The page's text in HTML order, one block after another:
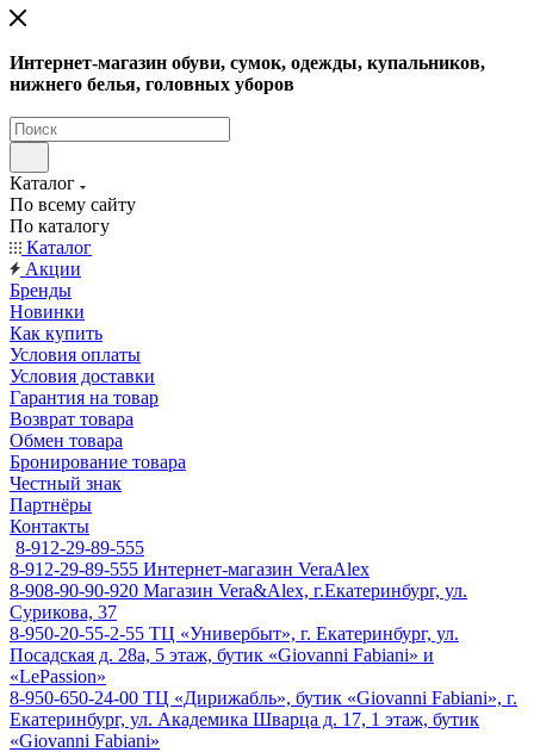
Интернет-магазин обуви, сумок, одежды, купальников,
нижнего белья, головных уборов
Каталог
По всему сайту
По каталогу
Каталог
Акции
Бренды
Новинки
Как купить
Условия оплаты
Условия доставки
Гарантия на товар
Возврат товара
Обмен товара
Бронирование товара
Честный знак
Партнёры
Контакты
8-912-29-89-555
8-912-29-89-555 Интернет-магазин VeraAlex
8-908-90-90-920 Магазин Vera&Alex, г.Екатеринбург, ул.
Сурикова, 37
8-950-20-55-2-55 ТЦ «Универбыт», г. Екатеринбург, ул.
Посадская д. 28а, 5 этаж, бутик «Giovanni Fabiani» и
«LePassion»
8-950-650-24-00 ТЦ «Дирижабль», бутик «Giovanni Fabiani», г.
Екатеринбург, ул. Академика Шварца д. 17, 1 этаж, бутик
«Giovanni Fabiani»